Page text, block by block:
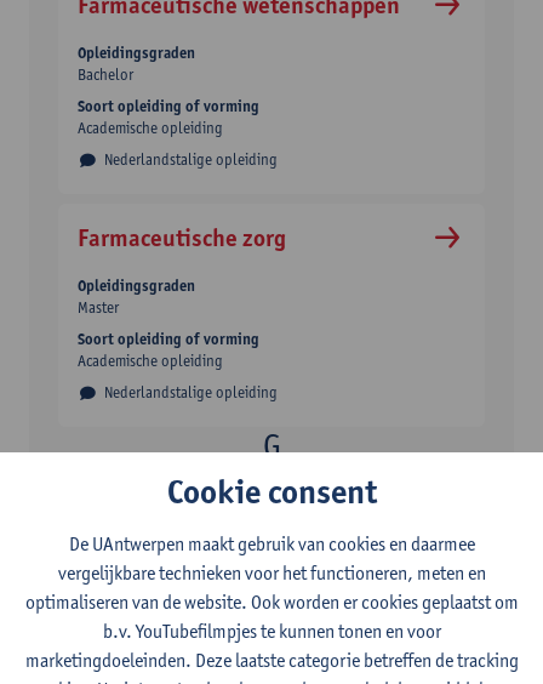
Nederlandstalige opleiding
Opleidingsgraden
Bachelor
Soort opleiding of vorming
Academische opleiding
Farmaceutische zorg
Nederlandstalige opleiding
Opleidingsgraden
Master
Soort opleiding of vorming
Academische opleiding
Geneesmiddelenontwikkeling
Opleidingsgraden
Master
Soort opleiding of vorming
Academische opleiding
Cookie consent
De UAntwerpen maakt gebruik van cookies en daarmee
vergelijkbare technieken voor het functioneren, meten en
optimaliseren van de website. Ook worden er cookies geplaatst om
b.v. YouTubefilmpjes te kunnen tonen en voor
marketingdoeleinden. Deze laatste categorie betreffen de tracking